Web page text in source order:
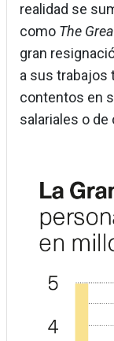
realidad se
como The
gran
a sus trabajos
contentos en
salariales o de